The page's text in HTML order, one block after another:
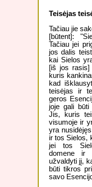
Teisėjas
Tačiau jie
[būtent]:
Tačiau jei
jos dalis
kai Sielos
[iš jos
kuris
kad
teisėjas ir
geros
joje gali
Jis, kuris
visumoje ir
yra
ir tos Sielos,
jei tos
domene ir
užvaldyti jį,
būti tikros
savo